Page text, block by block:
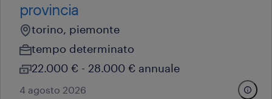
provincia
torino, piemonte
tempo determinato
22.000 € - 28.000 € annuale
4 agosto 2026